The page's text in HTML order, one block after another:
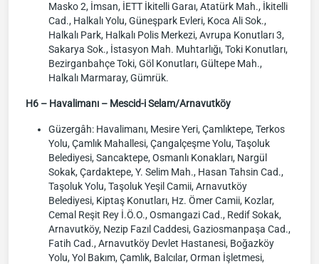
Masko 2, İmsan, İETT İkitelli Garaı, Atatürk Mah., İkitelli
Cad., Halkalı Yolu, Güneşpark Evleri, Koca Ali Sok.,
Halkalı Park, Halkalı Polis Merkezi, Avrupa Konutları 3,
Sakarya Sok., İstasyon Mah. Muhtarlığı, Toki Konutları,
Bezirganbahçe Toki, Göl Konutları, Gültepe Mah.,
Halkalı Marmaray, Gümrük.
H6 – Havalimanı – Mescid-i Selam/Arnavutköy
Güzergâh: Havalimanı, Mesire Yeri, Çamlıktepe, Terkos
Yolu, Çamlık Mahallesi, Çangalçeşme Yolu, Taşoluk
Belediyesi, Sancaktepe, Osmanlı Konakları, Nargül
Sokak, Çardaktepe, Y. Selim Mah., Hasan Tahsin Cad.,
Taşoluk Yolu, Taşoluk Yeşil Camii, Arnavutköy
Belediyesi, Kiptaş Konutları, Hz. Ömer Camii, Kozlar,
Cemal Reşit Rey İ.Ö.O., Osmangazi Cad., Redif Sokak,
Arnavutköy, Nezip Fazıl Caddesi, Gaziosmanpaşa Cad.,
Fatih Cad., Arnavutköy Devlet Hastanesi, Boğazköy
Yolu, Yol Bakım, Çamlık, Balcılar, Orman İşletmesi,